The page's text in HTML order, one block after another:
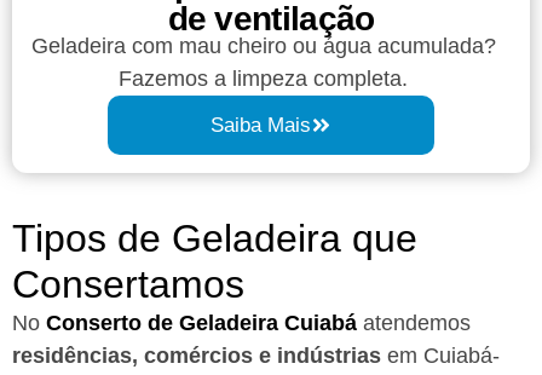
de ventilação
Geladeira com mau cheiro ou água acumulada?
Fazemos a limpeza completa.
Saiba Mais
Tipos de Geladeira que
Consertamos
No Conserto de Geladeira Cuiabá atendemos
residências, comércios e indústrias em Cuiabá-